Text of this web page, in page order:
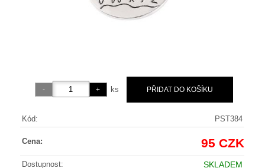
ks
Kód: PST384
Cena: 95 CZK
Dostupnost: SKLADEM